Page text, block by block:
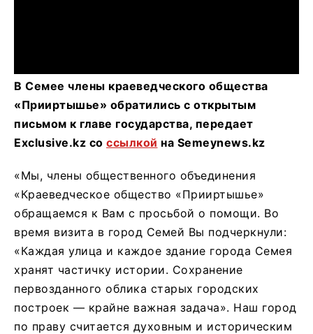
В Семее члены краеведческого общества
«Прииртышье» обратились с открытым
письмом к главе государства, передает
Exclusive.kz со ссылкой на Semeynews.kz
«Мы, члены общественного объединения
«Краеведческое общество «Прииртышье»
обращаемся к Вам с просьбой о помощи. Во
время визита в город Семей Вы подчеркнули:
«Каждая улица и каждое здание города Семея
хранят частичку истории. Сохранение
первозданного облика старых городских
построек — крайне важная задача». Наш город
по праву считается духовным и историческим